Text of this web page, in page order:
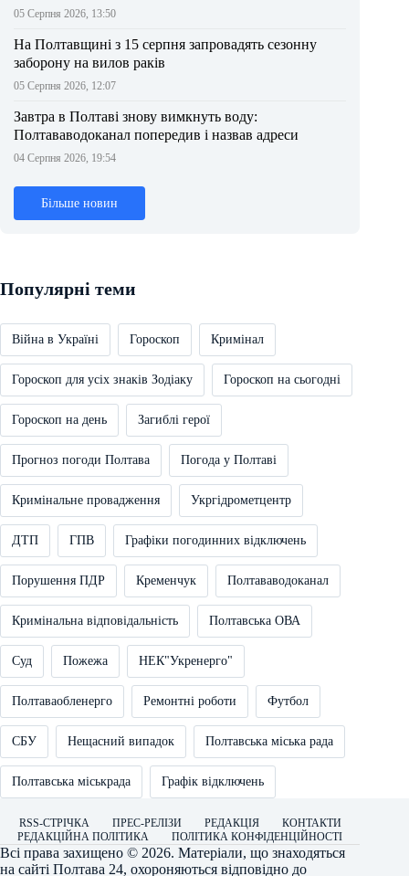
05 Серпня 2026, 13:50
На Полтавщині з 15 серпня запровадять сезонну
заборону на вилов раків
05 Серпня 2026, 12:07
Завтра в Полтаві знову вимкнуть воду:
Полтававодоканал попередив і назвав адреси
04 Серпня 2026, 19:54
Більше новин
Популярні теми
Війна в Україні Гороскоп Кримінал
Гороскоп для усіх знаків Зодіаку Гороскоп на сьогодні
Гороскоп на день Загиблі герої
Прогноз погоди Полтава Погода у Полтаві
Кримінальне провадження Укргідрометцентр
ДТП ГПВ Графіки погодинних відключень
Порушення ПДР Кременчук Полтававодоканал
Кримінальна відповідальність Полтавська ОВА
Суд Пожежа НЕК"Укренерго"
Полтаваобленерго Ремонтні роботи Футбол
СБУ Нещасний випадок Полтавська міська рада
Полтавська міськрада Графік відключень
RSS-СТРІЧКА ПРЕС-РЕЛІЗИ РЕДАКЦІЯ
КОНТАКТИ
РЕДАКЦІЙНА ПОЛІТИКА
ПОЛІТИКА КОНФІДЕНЦІЙНОСТІ
Всі права захищено © 2026. Матеріали, що знаходяться
на сайті Полтава 24, охороняються відповідно до